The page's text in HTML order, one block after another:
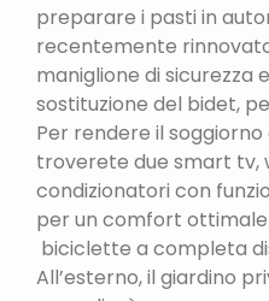
preparare i pasti in
recentemente
maniglione di sicurezza
sostituzione del bidet,
Per rendere il
troverete due smart tv,
condizionatori con
per un comfort ottimale
biciclette a completa
All’esterno, il giardino